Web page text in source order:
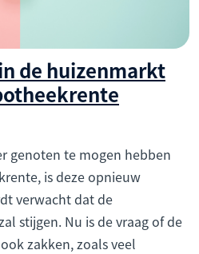
de huizenmarkt
genoten te mogen hebben
is deze opnieuw
verwacht dat de
stijgen. Nu is de vraag of de
zakken, zoals veel